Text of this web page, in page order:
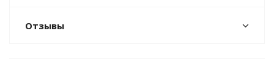
Отзывы